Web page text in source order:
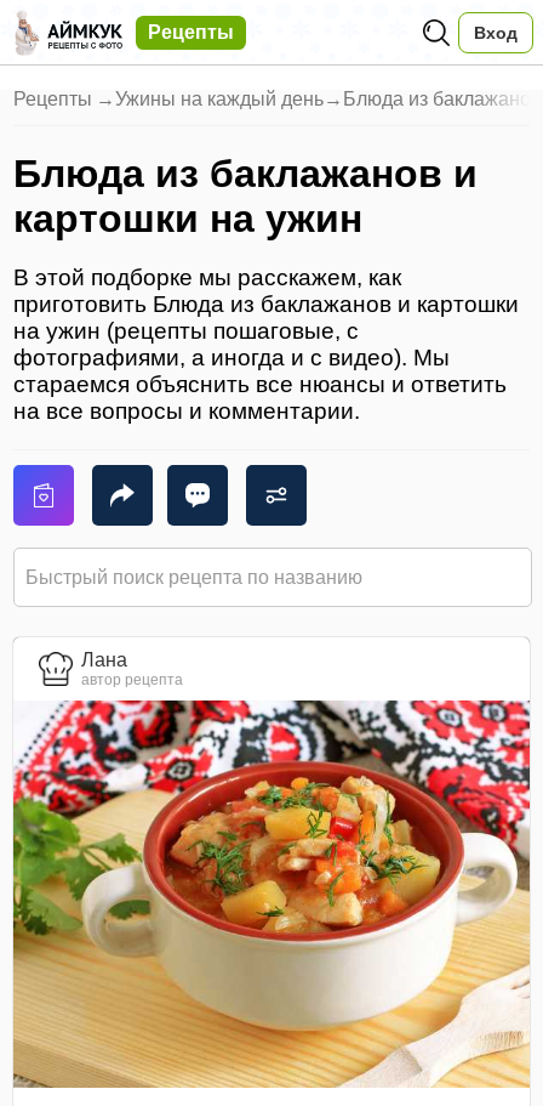
Рецепты Вход
Рецепты →Ужины на каждый день→ Блюда из
Блюда из баклажанов и
картошки на ужин
В этой подборке мы расскажем, как
приготовить Блюда из баклажанов и картошки
на ужин (рецепты пошаговые, с
фотографиями, а иногда и с видео). Мы
стараемся объяснить все нюансы и ответить
на все вопросы и комментарии.
Лана
автор рецепта